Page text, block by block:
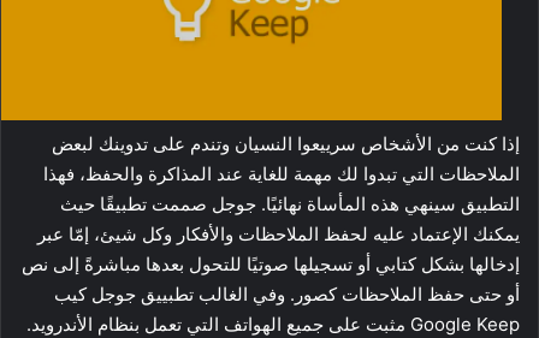
إذا كنت من الأشخاص سرييعوا النسيان وتندم على تدوينك لبعض
الملاحظات التي تبدوا لك مهمة للغاية عند المذاكرة والحفظ، فهذا
التطبيق سينهي هذه المأساة نهائيًا. جوجل صممت تطبيقًا حيث
يمكنك الإعتماد عليه لحفظ الملاحظات والأفكار وكل شيئ، إمّا عبر
إدخالها بشكل كتابي أو تسجيلها صوتيًا للتحول بعدها مباشرةً إلى نص
أو حتى حفظ الملاحظات كصور. وفي الغالب تطبييق جوجل كيب
Google Keep مثبت على جميع الهواتف التي تعمل بنظام الأندرويد.